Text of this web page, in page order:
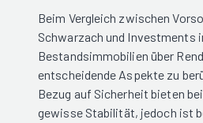
Beim Vergleich zwischen
Schwarzach und Investments
Bestandsimmobilien über
entscheidende Aspekte zu
Bezug auf Sicherheit bieten
gewisse Stabilität, jedoch ist